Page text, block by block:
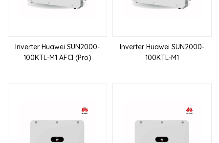
Inverter Huawei SUN2000-
100KTL-M1 AFCI (Pro)
Inverter Huawei SUN2000-
100KTL-M1